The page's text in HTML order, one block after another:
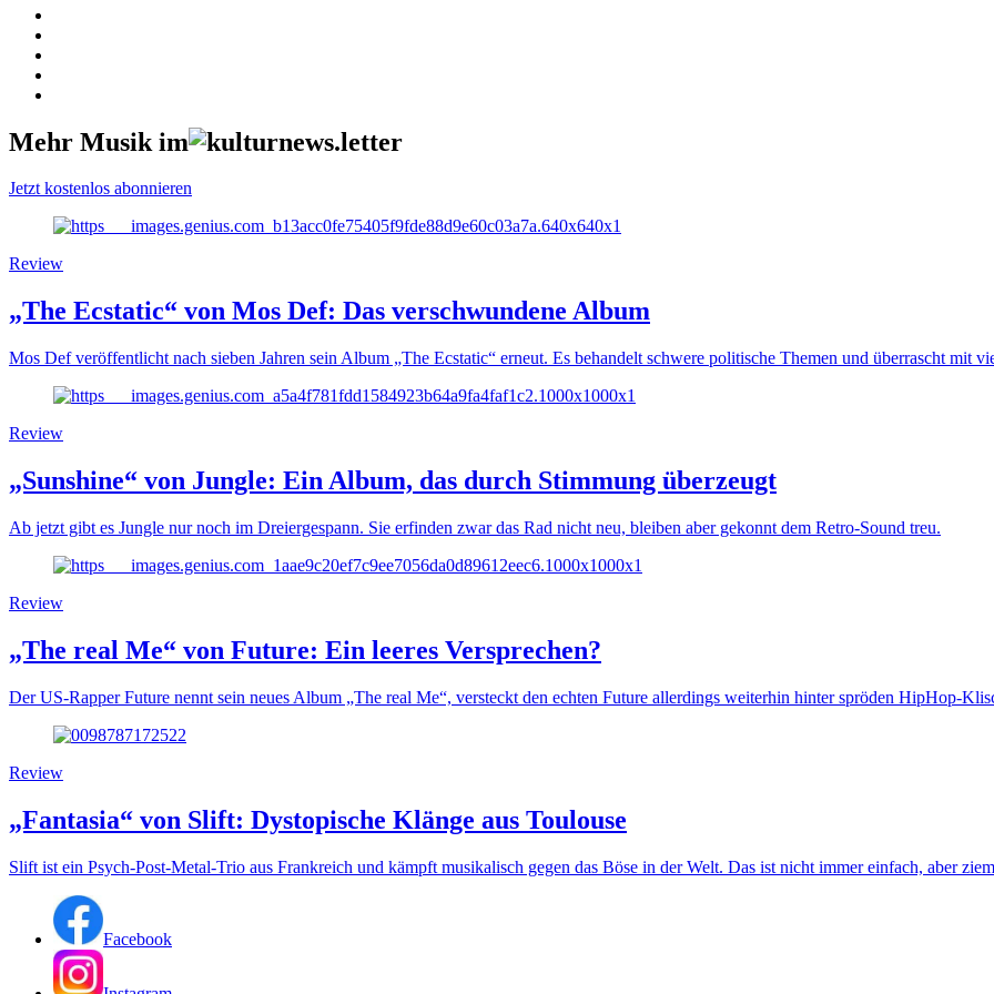
Mehr Musik im
Jetzt kostenlos abonnieren
Review
„The Ecstatic“ von Mos Def: Das verschwundene Album
Mos Def veröffentlicht nach sieben Jahren sein Album „The Ecstatic“ erneut. Es behandelt schwere politische Themen und überrascht mit
Review
„Sunshine“ von Jungle: Ein Album, das durch Stimmung überzeugt
Ab jetzt gibt es Jungle nur noch im Dreiergespann. Sie erfinden zwar das Rad nicht neu, bleiben aber gekonnt dem Retro-Sound treu.
Review
„The real Me“ von Future: Ein leeres Versprechen?
Der US-Rapper Future nennt sein neues Album „The real Me“, versteckt den echten Future allerdings weiterhin hinter spröden HipHop-
Review
„Fantasia“ von Slift: Dystopische Klänge aus Toulouse
Slift ist ein Psych-Post-Metal-Trio aus Frankreich und kämpft musikalisch gegen das Böse in der Welt. Das ist nicht immer einfach, aber
Facebook